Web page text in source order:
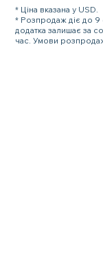
* Ціна вказана у USD.
* Розпродаж діє до
додатка залишає за
час. Умови